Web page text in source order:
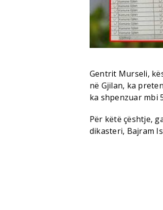
Gentrit Murseli,
në Gjilan, ka
ka shpenzuar mbi
Për këtë çështje,
dikasteri, Bajram